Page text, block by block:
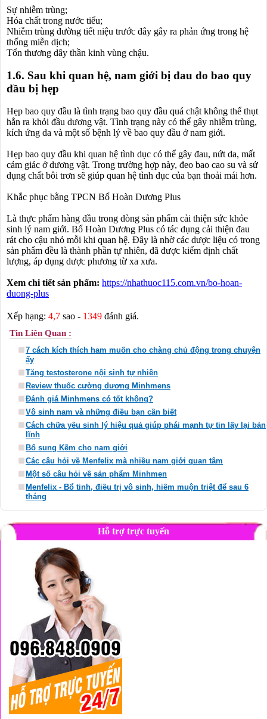
Sự nhiễm trùng;
Hóa chất trong nước tiểu;
Nhiễm trùng đường tiết niệu trước đây gây ra phản ứng trong hệ
thống miễn dịch;
Tổn thương dây thần kinh vùng chậu.
1.6. Sau khi quan hệ, nam giới bị đau do bao quy
đầu bị hẹp
Hẹp bao quy đầu là tình trạng bao quy đầu quá chật không thể thụt
hẳn ra khỏi đầu dương vật. Tình trạng này có thể gây nhiễm trùng,
kích ứng da và một số bệnh lý về bao quy đầu ở nam giới.
Hẹp bao quy đầu khi quan hệ tình dục có thể gây đau, nứt da, mất
cảm giác ở dương vật. Trong trường hợp này, đeo bao cao su và sử
dụng chất bôi trơn sẽ giúp quan hệ tình dục của bạn thoải mái hơn.
Khắc phục bằng TPCN Bổ Hoàn Dương Plus
Là thực phẩm hàng đầu trong dòng sản phẩm cải thiện sức khỏe
sinh lý nam giới. Bổ Hoàn Dương Plus có tác dụng cải thiện đau
rát cho cậu nhỏ mỗi khi quan hệ. Đây là nhờ các dược liệu có trong
sản phẩm đều là thành phần tự nhiên, đã được kiểm định chất
lượng, áp dụng dược phương từ xa xưa.
Xem chi tiết sản phẩm: https://nhathuoc115.com.vn/bo-hoan-
duong-plus
Xếp hạng: 4,7 sao - 1349 đánh giá.
Tin Liên Quan :
7 cách kích thích ham muốn cho chàng chủ động trong chuyện
ấy
Tăng testosterone nội sinh tự nhiên
Review thuốc cường dương Minhmens
Đánh giá Minhmens có tốt không?
Vô sinh nam và những điều bạn cần biết
Cách chữa yếu sinh lý hiệu quả giúp phái mạnh tự tin lấy lại bản
lĩnh
Bổ sung Kẽm cho nam giới
Các câu hỏi về Menfelix mà nhiều nam giới quan tâm
Một số câu hỏi về sản phẩm Minhmen
Menfelix - Bổ tinh, điều trị vô sinh, hiếm muộn triệt để sau 6
tháng
Hỗ trợ trực tuyến